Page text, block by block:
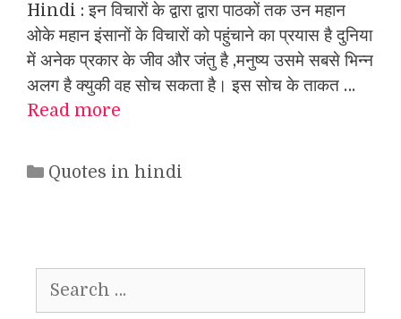
Hindi : इन विचारों के द्वारा द्वारा पाठकों तक उन महान
ओके महान इंसानों के विचारों को पहुंचाने का प्रयास है दुनिया
में अनेक प्रकार के जीव और जंतु है ,मनुष्य उसमे सबसे भिन्न
अलग है क्युकी वह सोच सकता है। इस सोच के ताकत …
Read more
Categories
Quotes in hindi
for: